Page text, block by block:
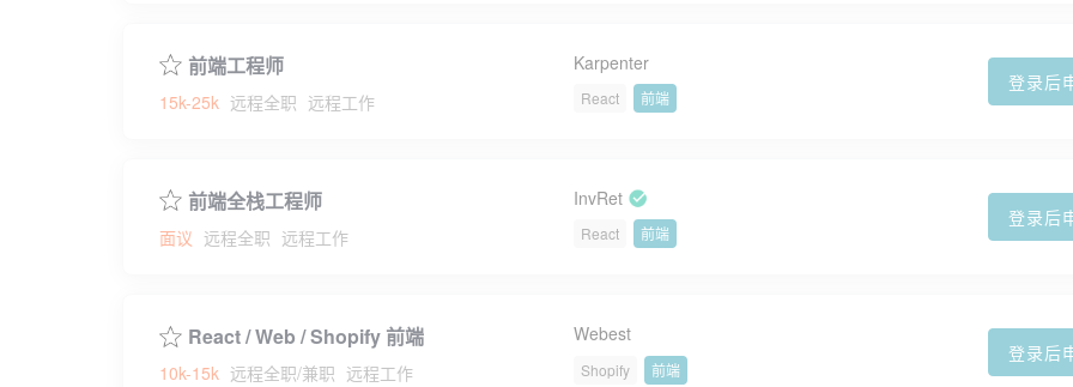
前端工程师
15k-25k 远程全职 远程工作
Karpenter
React 前端
登录后
前端全栈工程师
面议 远程全职 远程工作
InvRet
React 前端
登录后
React / Web / Shopify 前端
10k-15k 远程全职/兼职 远程工作
Webest
Shopify 前端
登录后